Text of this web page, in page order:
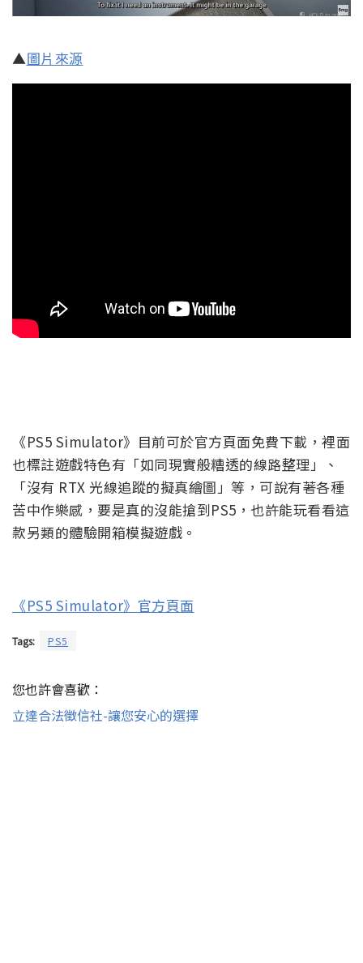
▲圖片來源
《PS5 Simulator》目前可於官方頁面免費下載，裡面
也標註遊戲特色有「如同現實般糟透的線路整理」、
「沒有 RTX 光線追蹤的擬真繪圖」等，可說有著各種
苦中作樂感，要是真的沒能搶到PS5，也許能玩看看這
款另類的體驗開箱模擬遊戲。
《PS5 Simulator》官方頁面
Tags: PS5
您也許會喜歡：
立達合法徵信社-讓您安心的選擇